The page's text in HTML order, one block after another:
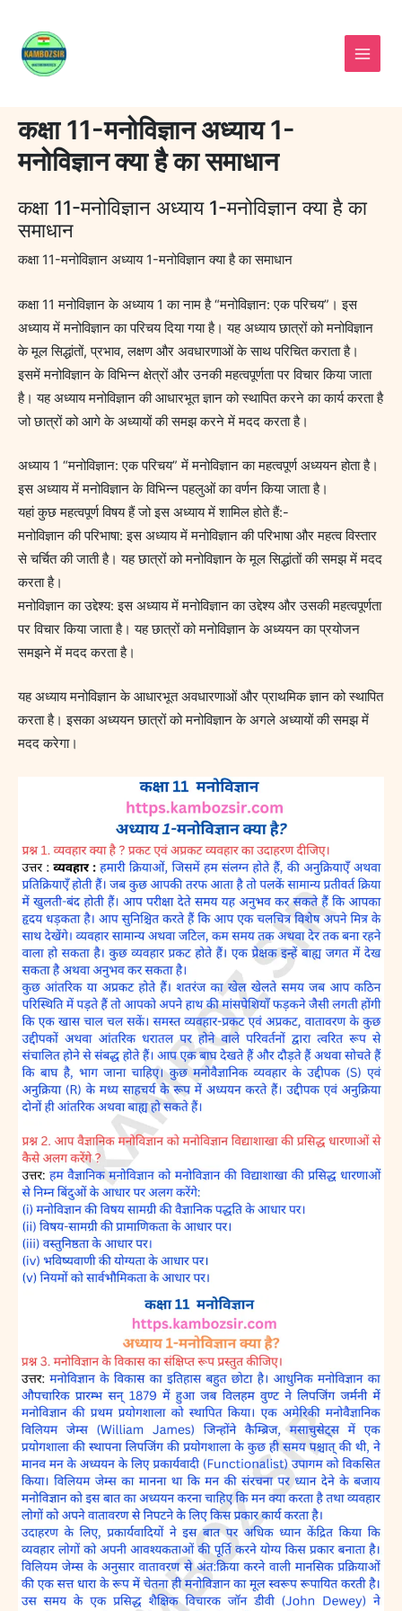
content
कक्षा 11-मनोविज्ञान अध्याय 1-
मनोविज्ञान क्या है का समाधान
कक्षा 11-मनोविज्ञान अध्याय 1-मनोविज्ञान क्या है का
समाधान
कक्षा 11-मनोविज्ञान अध्याय 1-मनोविज्ञान क्या है का समाधान
कक्षा 11 मनोविज्ञान के अध्याय 1 का नाम है “मनोविज्ञान: एक परिचय”। इस
अध्याय में मनोविज्ञान का परिचय दिया गया है। यह अध्याय छात्रों को मनोविज्ञान
के मूल सिद्धांतों, प्रभाव, लक्षण और अवधारणाओं के साथ परिचित कराता है।
इसमें मनोविज्ञान के विभिन्न क्षेत्रों और उनकी महत्वपूर्णता पर विचार किया जाता
है। यह अध्याय मनोविज्ञान की आधारभूत ज्ञान को स्थापित करने का कार्य करता है
जो छात्रों को आगे के अध्यायों की समझ करने में मदद करता है।
अध्याय 1 “मनोविज्ञान: एक परिचय” में मनोविज्ञान का महत्वपूर्ण अध्ययन होता है।
इस अध्याय में मनोविज्ञान के विभिन्न पहलुओं का वर्णन किया जाता है।
यहां कुछ महत्वपूर्ण विषय हैं जो इस अध्याय में शामिल होते हैं:-
मनोविज्ञान की परिभाषा: इस अध्याय में मनोविज्ञान की परिभाषा और महत्व विस्तार
से चर्चित की जाती है। यह छात्रों को मनोविज्ञान के मूल सिद्धांतों की समझ में मदद
करता है।
मनोविज्ञान का उद्देश्य: इस अध्याय में मनोविज्ञान का उद्देश्य और उसकी महत्वपूर्णता
पर विचार किया जाता है। यह छात्रों को मनोविज्ञान के अध्ययन का प्रयोजन
समझने में मदद करता है।
यह अध्याय मनोविज्ञान के आधारभूत अवधारणाओं और प्राथमिक ज्ञान को स्थापित
करता है। इसका अध्ययन छात्रों को मनोविज्ञान के अगले अध्यायों की समझ में
मदद करेगा।